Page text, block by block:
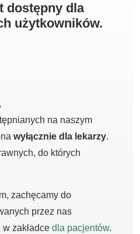
dostępny dla
użytkowników.
na naszym
wyłącznie dla lekarzy.
do których
zachęcamy do
przez nas
zakładce dla pacjentów.